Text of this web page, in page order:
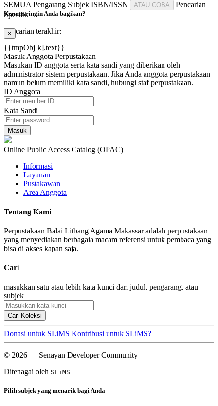
SEMUA Pengarang Subjek ISBN/ISSN ATAU COBA
Pencarian
Spesifik
Pencarian terakhir:
{{tmpObj[k].text}}
Masuk Anggota Perpustakaan
Masukan ID anggota serta kata sandi yang diberikan oleh
administrator sistem perpustakaan. Jika Anda anggota perpustakaan
namun belum memiliki kata sandi, hubungi staf perpustakaan.
ID Anggota
Kata Sandi
Online Public Access Catalog (OPAC)
Informasi
Layanan
Pustakawan
Area Anggota
Tentang Kami
Perpustakaan Balai Litbang Agama Makassar adalah perpustakaan
yang menyediakan berbagaia macam referensi untuk pembaca yang
bisa di akses kapan saja.
Cari
masukkan satu atau lebih kata kunci dari judul, pengarang, atau
subjek
Cari Koleksi
Donasi untuk SLiMS Kontribusi untuk SLiMS?
© 2026 — Senayan Developer Community
Ditenagai oleh SLiMS
Pilih subjek yang menarik bagi Anda
Kemana ingin Anda bagikan?
×